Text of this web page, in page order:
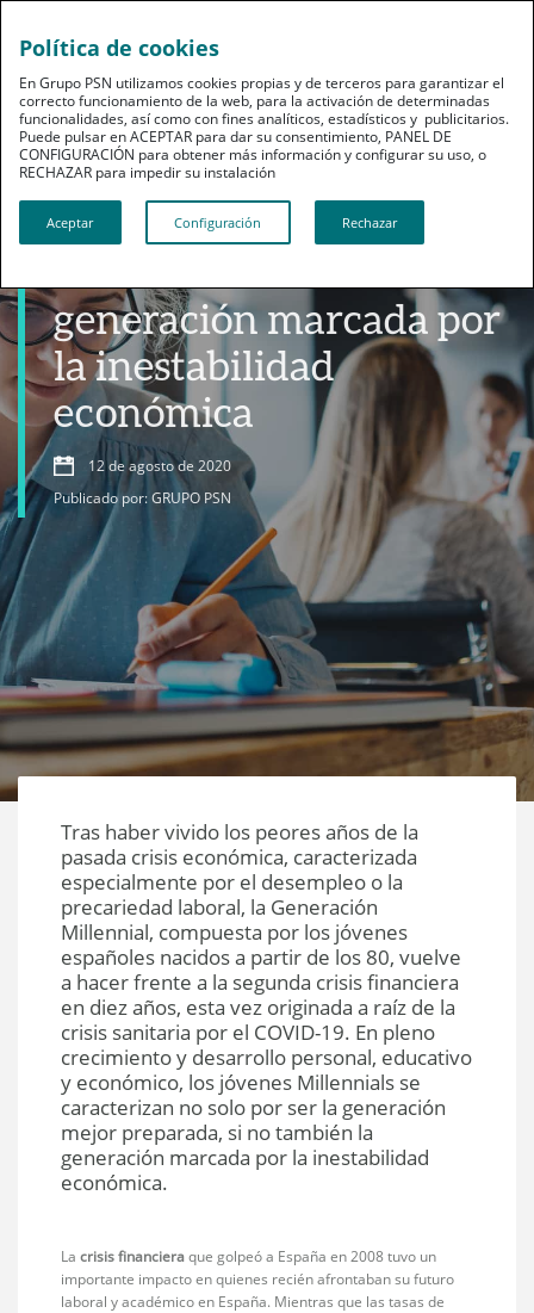
Ahorro
generación marcada por
la inestabilidad
económica
12 de agosto de 2020
Publicado por: GRUPO PSN
Tras haber vivido los peores años de la
pasada crisis económica, caracterizada
especialmente por el desempleo o la
precariedad laboral, la Generación
Millennial, compuesta por los jóvenes
españoles nacidos a partir de los 80, vuelve
a hacer frente a la segunda crisis financiera
en diez años, esta vez originada a raíz de la
crisis sanitaria por el COVID-19. En pleno
crecimiento y desarrollo personal, educativo
y económico, los jóvenes Millennials se
caracterizan no solo por ser la generación
mejor preparada, si no también la
generación marcada por la inestabilidad
económica.
Lacrisis financieraque golpeó a España en 2008 tuvo un
importante impacto en quienes recién afrontaban su futuro
laboral y académico en España. Mientras que las tasas de
Política de cookies
En Grupo PSN utilizamos cookies propias y de terceros para garantizar el
correcto funcionamiento de la web, para la activación de determinadas
funcionalidades, así como con fines analíticos, estadísticos y publicitarios.
Puede pulsar en ACEPTAR para dar su consentimiento, PANEL DE
CONFIGURACIÓN para obtener más información y configurar su uso, o
RECHAZAR para impedir su instalación​​​​​​​
Aceptar Configuración Rechazar